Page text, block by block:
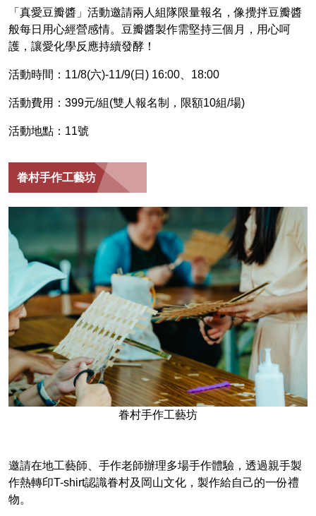
「真愛豆瓣醬」活動邀請兩人組隊限量報名，像攪拌豆瓣醬
般每日用心經營感情。豆瓣醬製作需堅持三個月，用心呵
護，讓愛化學反應持續發酵！
活動時間：11/8(六)-11/9(日) 16:00、18:00
活動費用：399元/組(雙人報名制，限額10組/場)
活動地點：11號
眷村手作工藝坊
眷村手作工藝坊
邀請在地工藝師、手作老師辦理多場手作體驗，透過親手製
作熱轉印T-shirt認識眷村及岡山文化，製作給自己的一份禮
物。